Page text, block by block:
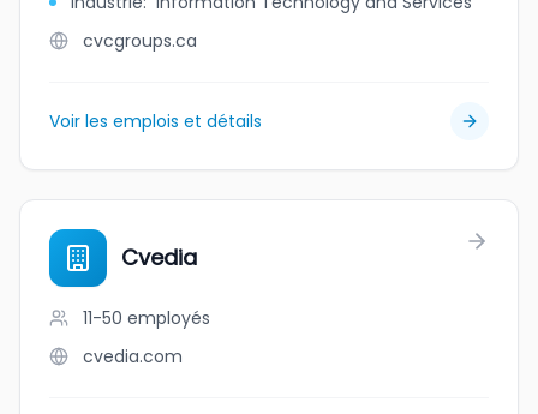
cvcgroups.ca
Voir les emplois et détails
Cvedia
11-50 employés
cvedia.com